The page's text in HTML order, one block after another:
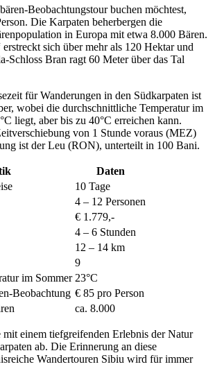
Beobachtungstour buchen möchtest,
Die Karpaten beherbergen die
in Europa mit etwa 8.000 Bären.
erstreckt sich über mehr als 120 Hektar und
Schloss Bran ragt 60 Meter über das Tal
für Wanderungen in den Südkarpaten ist
wobei die durchschnittliche Temperatur im
liegt, aber bis zu 40°C erreichen kann.
von 1 Stunde voraus (MEZ)
ist der Leu (RON), unterteilt in 100 Bani.
Daten
10 Tage
4 – 12 Personen
€ 1.779,-
4 – 6 Stunden
12 – 14 km
9
im Sommer 23°C
Beobachtung € 85 pro Person
ca. 8.000
mit einem tiefgreifenden Erlebnis der Natur
ab. Die Erinnerung an diese
Wandertouren Sibiu wird für immer